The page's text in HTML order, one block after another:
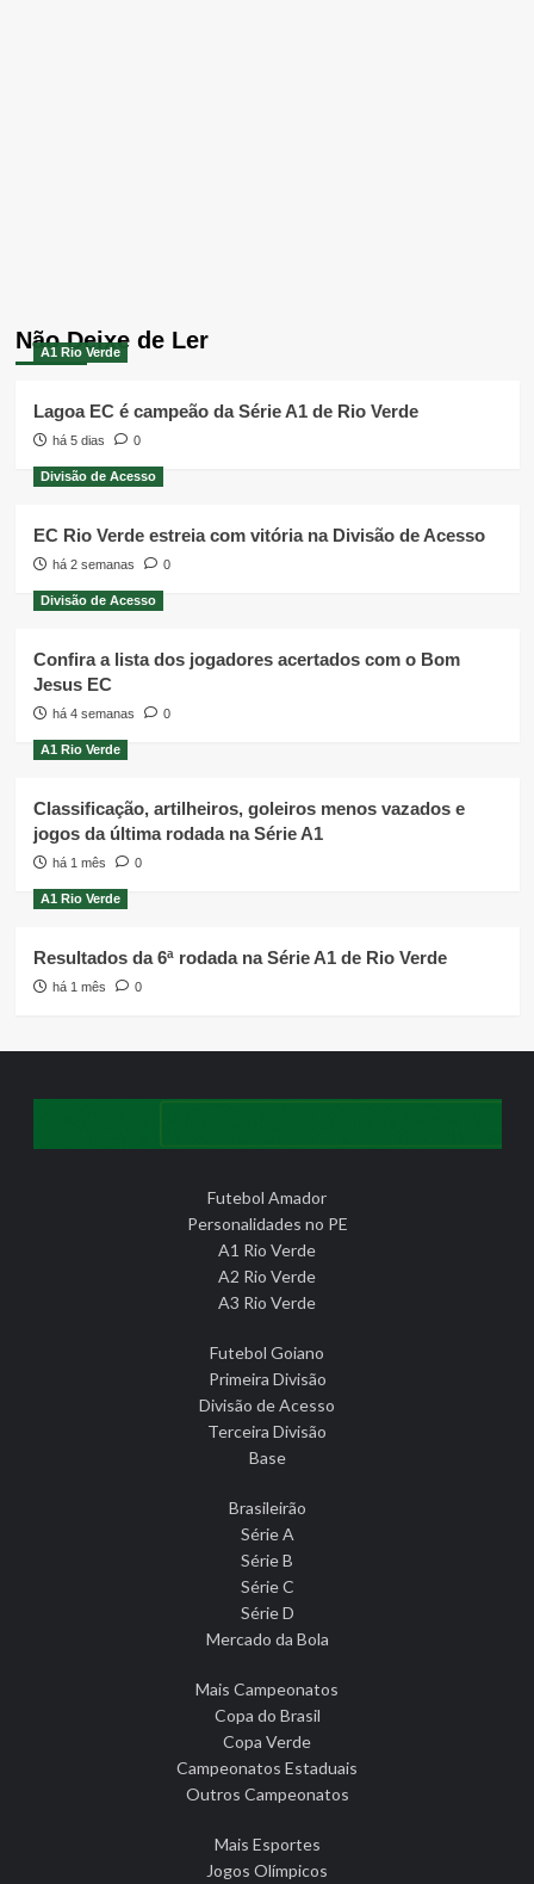
Não Deixe de Ler
A1 Rio Verde
Lagoa EC é campeão da Série A1 de Rio Verde
há 5 dias 0
Divisão de Acesso
EC Rio Verde estreia com vitória na Divisão de Acesso
há 2 semanas 0
Divisão de Acesso
Confira a lista dos jogadores acertados com o Bom
Jesus EC
há 4 semanas 0
A1 Rio Verde
Classificação, artilheiros, goleiros menos vazados e
jogos da última rodada na Série A1
há 1 mês 0
A1 Rio Verde
Resultados da 6ª rodada na Série A1 de Rio Verde
há 1 mês 0
Futebol Amador
Personalidades no PE
A1 Rio Verde
A2 Rio Verde
A3 Rio Verde
Futebol Goiano
Primeira Divisão
Divisão de Acesso
Terceira Divisão
Base
Brasileirão
Série A
Série B
Série C
Série D
Mercado da Bola
Mais Campeonatos
Copa do Brasil
Copa Verde
Campeonatos Estaduais
Outros Campeonatos
Mais Esportes
Jogos Olímpicos